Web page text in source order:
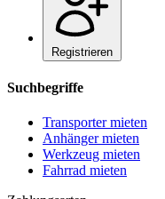
Registrieren
Suchbegriffe
Transporter mieten
Anhänger mieten
Werkzeug mieten
Fahrrad mieten